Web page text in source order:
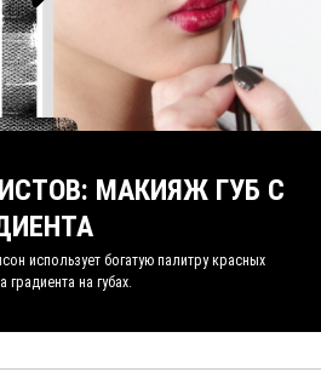
МАКИЯЖ ГУБ С
использует богатую палитру красных
на губах.